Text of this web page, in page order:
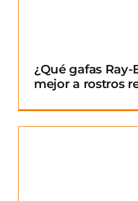
¿Qué gafas
mejor a rostros